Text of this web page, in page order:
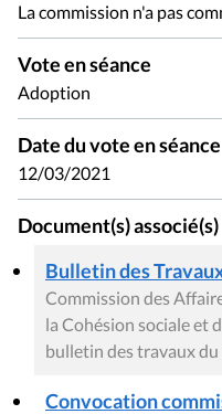
La commission n'a pas
Vote en séance
Adoption
Date du vote en séance
12/03/2021
Document(s) associé(s)
Bulletin des
Commission des
la Cohésion sociale et
bulletin des travaux du
Convocation